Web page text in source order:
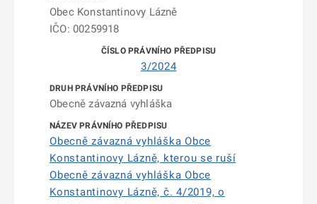
Obec Konstantinovy Lázně
IČO: 00259918
3/2024
Obecně závazná vyhláška
Obecně závazná vyhláška Obce
Konstantinovy Lázně, kterou se ruší
Obecně závazná vyhláška Obce
Konstantinovy Lázně, č. 4/2019, o